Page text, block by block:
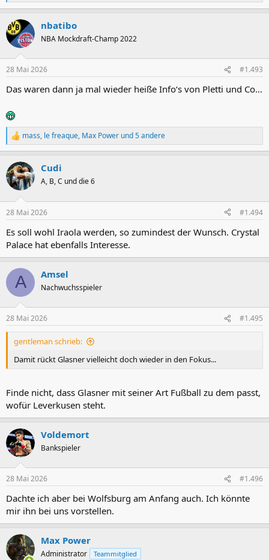
e
k
t
i
n
e
:
nbatibo
NBA Mockdraft-Champ 2022
28 Mai 2026 #1.493
Das waren dann ja mal wieder heiße Info‘s von Pletti und Co…
R
e
k
t
i
e
:
mass, le freaque, Max Power und 5 andere
Cudi
A, B, C und die 6
28 Mai 2026 #1.494
Es soll wohl Iraola werden, so zumindest der Wunsch. Crystal
Palace hat ebenfalls Interesse.
A Amsel
Nachwuchsspieler
28 Mai 2026 #1.495
gentleman schrieb:
Damit rückt Glasner vielleicht doch wieder in den Fokus...
Finde nicht, dass Glasner mit seiner Art Fußball zu dem passt,
wofür Leverkusen steht.
Voldemort
Bankspieler
28 Mai 2026 #1.496
Dachte ich aber bei Wolfsburg am Anfang auch. Ich könnte
mir ihn bei uns vorstellen.
Max Power
Administrator Teammitglied